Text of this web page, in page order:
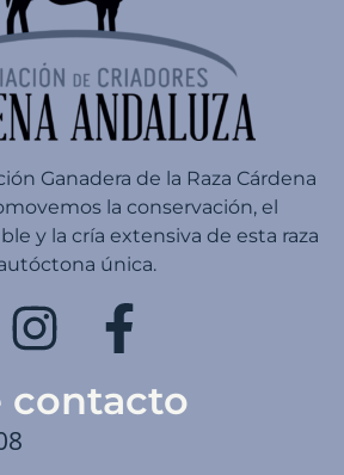
Ganadera de la Raza Cárdena
la conservación, el
y la cría extensiva de esta raza
única.
contacto